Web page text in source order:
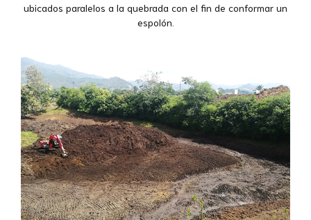
ubicados paralelos a la quebrada con el fin de conformar un
espolón.